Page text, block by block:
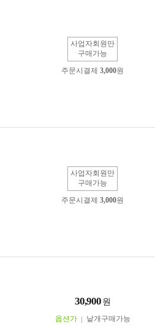
사업자회원만
구매가능
주문시결제 3,000원
사업자회원만
구매가능
주문시결제 3,000원
30,900 원
옵션가
낱개구매가능